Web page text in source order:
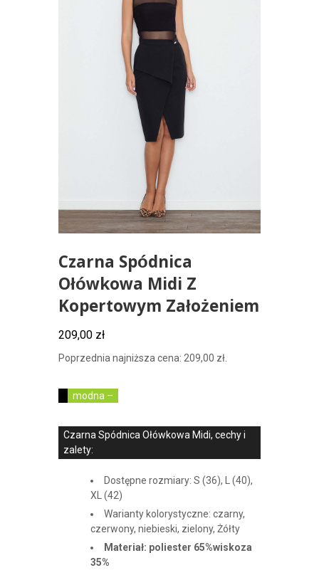
Czarna Spódnica
Ołówkowa Midi Z
Kopertowym Założeniem
209,00 zł
Poprzednia najniższa cena: 209,00 zł.
modna –
Czarna Spódnica Ołówkowa Midi, cechy i
zalety:
Dostępne rozmiary: S (36), L (40),
XL (42)
Warianty kolorystyczne: czarny,
czerwony, niebieski, zielony, Żółty
Materiał: poliester 65%wiskoza
35%